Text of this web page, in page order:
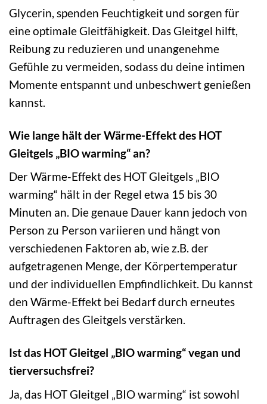
Glycerin, spenden Feuchtigkeit und sorgen für
eine optimale Gleitfähigkeit. Das Gleitgel hilft,
Reibung zu reduzieren und unangenehme
Gefühle zu vermeiden, sodass du deine intimen
Momente entspannt und unbeschwert genießen
kannst.
Wie lange hält der Wärme-Effekt des HOT
Gleitgels „BIO warming“ an?
Der Wärme-Effekt des HOT Gleitgels „BIO
warming“ hält in der Regel etwa 15 bis 30
Minuten an. Die genaue Dauer kann jedoch von
Person zu Person variieren und hängt von
verschiedenen Faktoren ab, wie z.B. der
aufgetragenen Menge, der Körpertemperatur
und der individuellen Empfindlichkeit. Du kannst
den Wärme-Effekt bei Bedarf durch erneutes
Auftragen des Gleitgels verstärken.
Ist das HOT Gleitgel „BIO warming“ vegan und
tierversuchsfrei?
Ja, das HOT Gleitgel „BIO warming“ ist sowohl